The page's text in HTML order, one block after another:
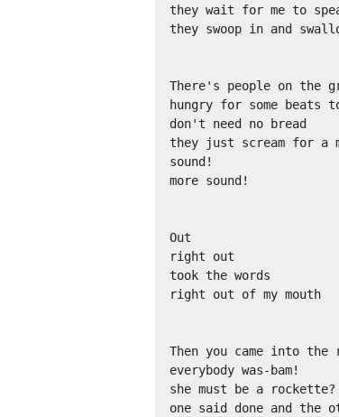
they wait for me to
they swoop in and
There's people on the
hungry for some beats
don't need no bread
they just scream for a
sound!
more sound!
Out
right out
took the words
right out of my mouth
Then you came into the
everybody was-bam!
she must be a rockette?
one said done and the